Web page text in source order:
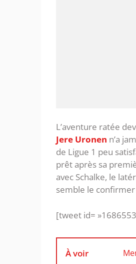
L’aventure ratée
Jere Uronen n’a
de Ligue 1 peu
prêt après sa
avec Schalke, le
semble le
[tweet id=
À voir